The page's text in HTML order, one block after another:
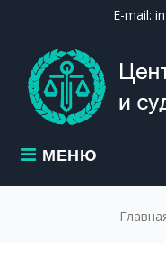
content
E-mail:
МЕНЮ